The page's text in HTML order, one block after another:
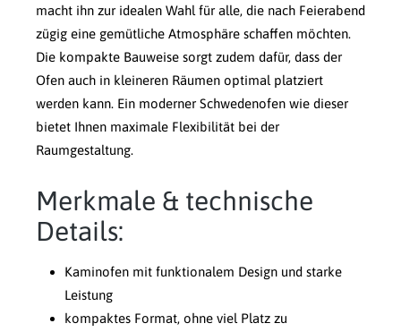
macht ihn zur idealen Wahl für alle, die nach Feierabend
zügig eine gemütliche Atmosphäre schaffen möchten.
Die kompakte Bauweise sorgt zudem dafür, dass der
Ofen auch in kleineren Räumen optimal platziert
werden kann. Ein moderner Schwedenofen wie dieser
bietet Ihnen maximale Flexibilität bei der
Raumgestaltung.
Merkmale & technische
Details:
Kaminofen mit funktionalem Design und starke
Leistung
kompaktes Format, ohne viel Platz zu